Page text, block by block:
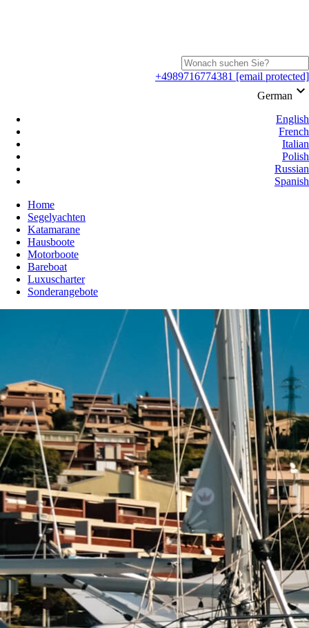
+4989716774381 [email protected]
German keyboard_arrow_down
English
French
Italian
Polish
Russian
Spanish
Home
Segelyachten
Katamarane
Hausboote
Motorboote
Bareboat
Luxuscharter
Sonderangebote